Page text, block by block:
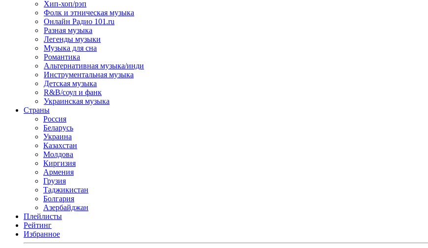
Хип-хоп/рэп
Фолк и этническая музыка
Онлайн Радио 101.ru
Разная музыка
Легенды музыки
Музыка для сна
Романтика
Альтернативная музыка/инди
Инструментальная музыка
Детская музыка
R&B/cоул и фанк
Украинская музыка
Страны
Россия
Беларусь
Украина
Казахстан
Молдова
Киргизия
Армения
Грузия
Таджикистан
Болгария
Азербайджан
Плейлисты
Рейтинг
Избранное